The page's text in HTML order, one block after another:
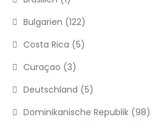
Bulgarien (122)
Costa Rica (5)
Curaçao (3)
Deutschland (5)
Dominikanische Republik (98)